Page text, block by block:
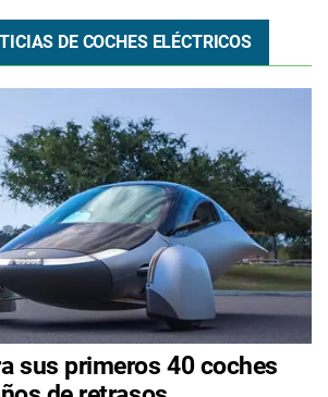
DE COCHES ELÉCTRICOS
sus primeros 40 coches